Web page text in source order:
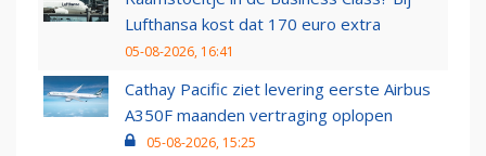
Lufthansa kost dat 170 euro extra
05-08-2026, 16:41
Cathay Pacific ziet levering eerste Airbus
A350F maanden vertraging oplopen
05-08-2026, 15:25